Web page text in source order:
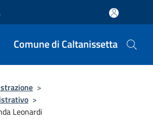
Comune di Caltanissetta
>
>
Leonardi